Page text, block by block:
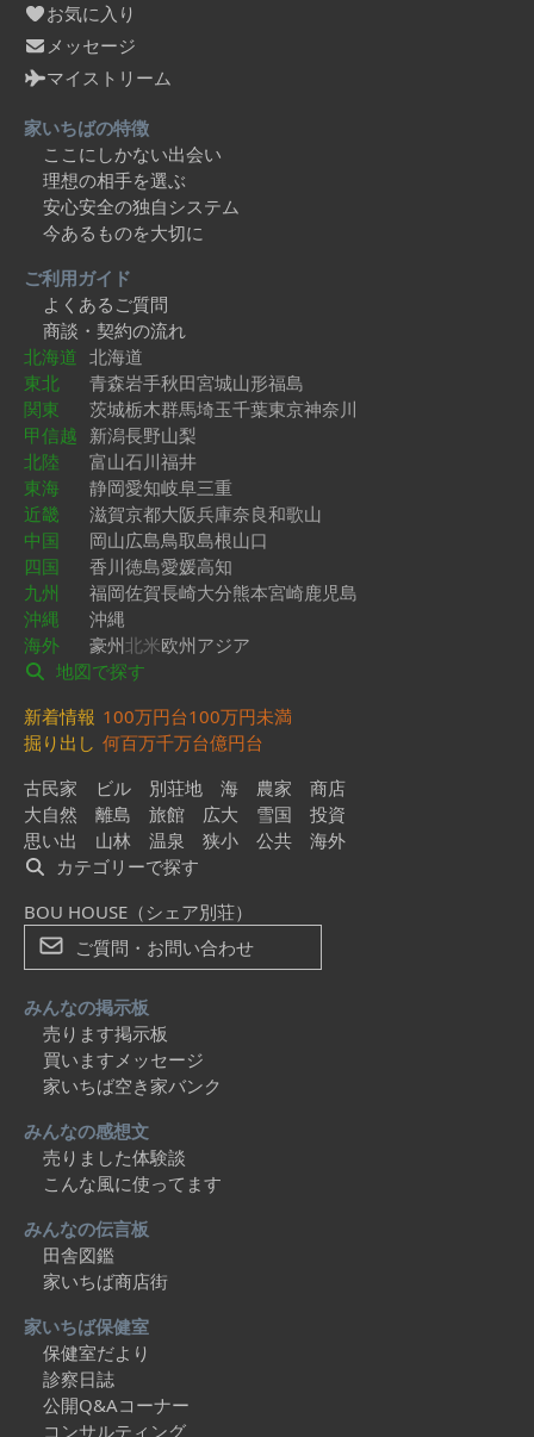
お気に入り
メッセージ
マイストリーム
家いちばの特徴
ここにしかない出会い
理想の相手を選ぶ
安心安全の独自システム
今あるものを大切に
ご利用ガイド
よくあるご質問
商談・契約の流れ
北海道 北海道
東北
青森岩手秋田宮城山形福島
関東
茨城栃木群馬埼玉千葉東京神奈川
甲信越 新潟長野山梨
北陸
富山石川福井
東海
静岡愛知岐阜三重
近畿
滋賀京都大阪兵庫奈良和歌山
中国
岡山広島鳥取島根山口
四国
香川徳島愛媛高知
九州
福岡佐賀長崎大分熊本宮崎鹿児島
沖縄
沖縄
海外
豪州北米欧州アジア
地図で探す
新着情報 100万円台100万円未満
掘り出し 何百万千万台億円台
古民家
ビル 別荘地 海 農家
商店
大自然
離島 旅館 広大 雪国
投資
思い出
山林 温泉 狭小 公共
海外
カテゴリーで探す
BOU HOUSE（シェア別荘）
ご質問・お問い合わせ
みんなの掲示板
売ります掲示板
買いますメッセージ
家いちば空き家バンク
みんなの感想文
売りました体験談
こんな風に使ってます
みんなの伝言板
田舎図鑑
家いちば商店街
家いちば保健室
保健室だより
診察日誌
公開Q&Aコーナー
コンサルティング